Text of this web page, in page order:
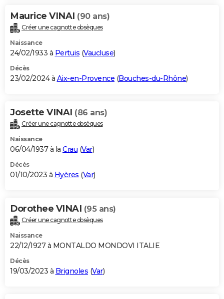
Maurice VINAI (90 ans)
Créer une cagnotte obsèques
Naissance
24/02/1933 à Pertuis (Vaucluse)
Décès
23/02/2024 à Aix-en-Provence (Bouches-du-Rhône)
Josette VINAI (86 ans)
Créer une cagnotte obsèques
Naissance
06/04/1937 à la Crau (Var)
Décès
01/10/2023 à Hyères (Var)
Dorothee VINAI (95 ans)
Créer une cagnotte obsèques
Naissance
22/12/1927 à MONTALDO MONDOVI ITALIE
Décès
19/03/2023 à Brignoles (Var)